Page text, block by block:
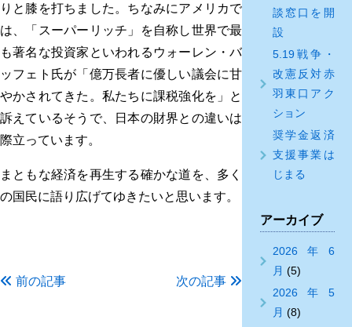
りと膝を打ちました。ちなみにアメリカで
は、「スーパーリッチ」を自称し世界で最
も著名な投資家といわれるウォーレン・バ
ッフェト氏が「億万長者に優しい議会に甘
やかされてきた。私たちに課税強化を」と
訴えているそうで、日本の財界との違いは
際立っています。
まともな経済を再生する確かな道を、多く
の国民に語り広げてゆきたいと思います。
前の記事 次の記事
談窓口を開
設
5.19戦争・
改憲反対赤
羽東口アク
ション
奨学金返済
支援事業は
じまる
アーカイブ
2026年6
月 (5)
2026年5
月 (8)